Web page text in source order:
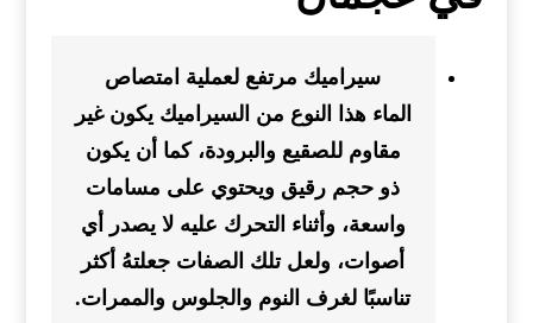
سيراميك مرتفع لعملية امتصاص
الماء هذا النوع من السيراميك يكون غير
مقاوم للصقيع والبرودة، كما أن يكون
ذو حجم رقيق ويحتوي على مسامات
واسعة، وأثناء التحرك عليه لا يصدر أي
أصوات، ولعل تلك الصفات جعلتهُ أكثر
تناسبًا لغرف النوم والجلوس والممرات.